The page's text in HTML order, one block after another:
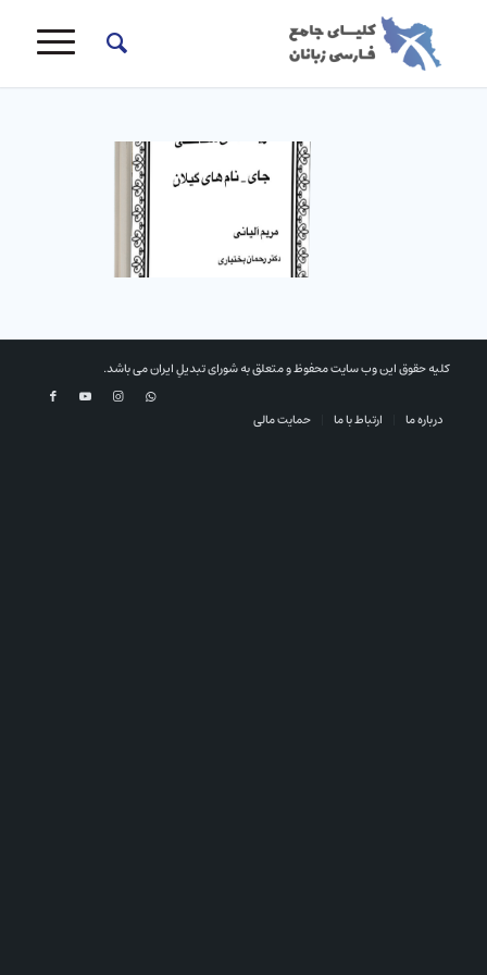
کلیه حقوق این وب سایت محفوظ و متعلق به شورای تبدیلِ ایران می باشد.
درباره ما ارتباط با ما حمایت مالی